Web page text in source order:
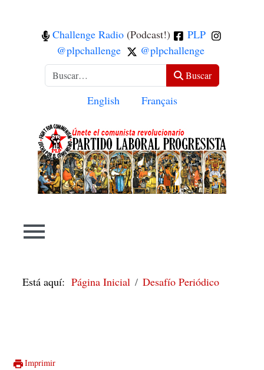
Challenge Radio (Podcast!)
PLP
@plpchallenge
@plpchallenge
Buscar Buscar
Seleccione su idioma
English Français
Está aquí:Página Inicial Desafío Periódico
Imprimir